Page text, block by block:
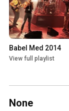
Babel Med 2014
View full playlist
None